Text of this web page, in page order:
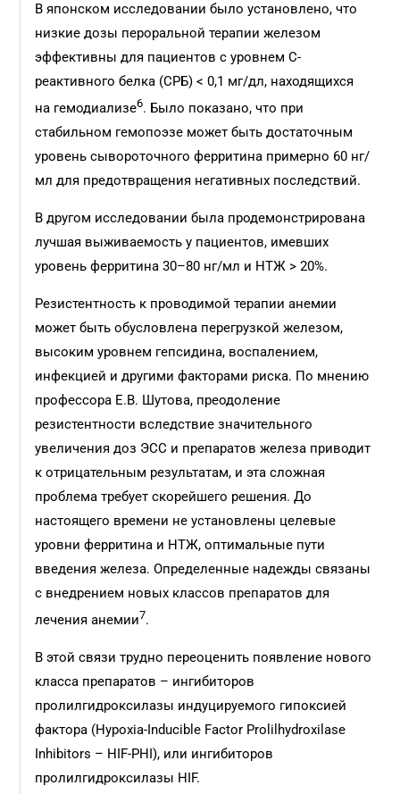
В японском исследовании было установлено, что
низкие дозы пероральной терапии железом
эффективны для пациентов с уровнем С-
реактивного белка (СРБ) < 0,1 мг/дл, находящихся
на гемодиализе6. Было показано, что при
стабильном гемопоэзе может быть достаточным
уровень сывороточного ферритина примерно 60 нг/
мл для предотвращения негативных последствий.
В другом исследовании была продемонстрирована
лучшая выживаемость у пациентов, имевших
уровень ферритина 30–80 нг/мл и НТЖ > 20%.
Резистентность к проводимой терапии анемии
может быть обусловлена перегрузкой железом,
высоким уровнем гепсидина, воспалением,
инфекцией и другими факторами риска. По мнению
профессора Е.В. Шутова, преодоление
резистентности вследствие значительного
увеличения доз ЭСС и препаратов железа приводит
к отрицательным результатам, и эта сложная
проблема требует скорейшего решения. До
настоящего времени не установлены целевые
уровни ферритина и НТЖ, оптимальные пути
введения железа. Определенные надежды связаны
с внедрением новых классов препаратов для
лечения анемии7.
В этой связи трудно переоценить появление нового
класса препаратов – ингибиторов
пролилгидроксилазы индуцируемого гипоксией
фактора (Hypoxia-Inducible Factor Prolilhydroxilase
Inhibitors – HIF-PHI), или ингибиторов
пролилгидроксилазы HIF.